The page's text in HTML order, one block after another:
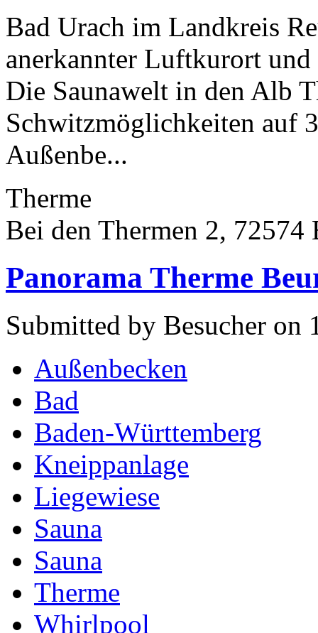
Bad Urach im Landkreis
anerkannter Luftkurort
Die Saunawelt in den Alb
Schwitzmöglichkeiten auf
Außenbe...
Therme
Bei den Thermen 2, 72574
Panorama Therme
Submitted by Besucher on
Außenbecken
Bad
Baden-Württemberg
Kneippanlage
Liegewiese
Sauna
Sauna
Therme
Whirlpool